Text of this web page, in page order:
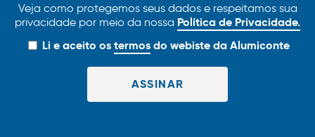
Veja como protegemos seus dados e respeitamos sua
privacidade por meio da nossa Política de Privacidade.
Li e aceito ostermosdo webiste da Alumiconte